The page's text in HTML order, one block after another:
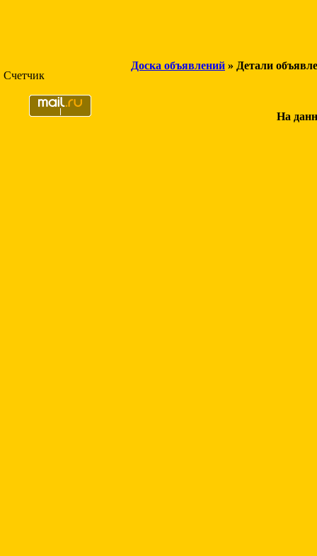
Счетчик
Доска объявлений » Детали
На